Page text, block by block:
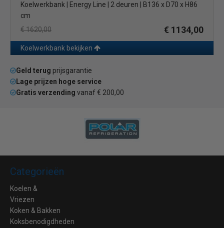
Koelwerkbank | Energy Line | 2 deuren | B136 x D70 x H86
cm
€ 1620,00
€ 1134,00
Koelwerkbank bekijken
Geld terug prijsgarantie
Lage prijzen hoge service
Gratis verzending vanaf € 200,00
Categorieën
Koelen &
Vriezen
Koken & Bakken
Koksbenodigdheden